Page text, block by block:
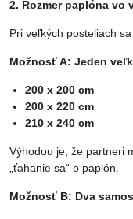
2. Rozmer paplóna vo
Pri veľkých posteliach
Možnosť A: Jeden
200 x 200 cm
200 x 220 cm
210 x 240 cm
Výhodou je, že partneri
„ťahanie sa“ o paplón.
Možnosť B: Dva